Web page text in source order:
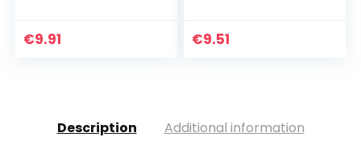
cm (15,5″)
€9.91 €9.51
Description Additional information